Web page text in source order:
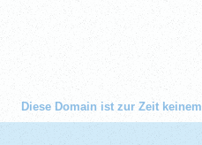
Diese Domain ist zur Zeit